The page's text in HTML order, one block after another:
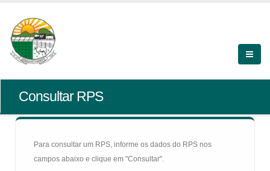
Consultar RPS
Para consultar um RPS, informe os dados do RPS nos
campos abaixo e clique em "Consultar".